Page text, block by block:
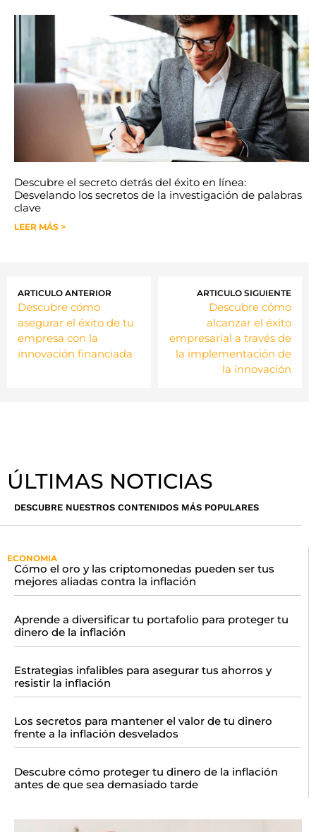
Descubre el secreto detrás del éxito en línea:
Desvelando los secretos de la investigación de palabras
clave
LEER MÁS >
ARTICULO ANTERIOR
Descubre cómo
asegurar el éxito de tu
empresa con la
innovación financiada
ARTICULO SIGUIENTE
Descubre cómo
alcanzar el éxito
empresarial a través de
la implementación de
la innovación
ÚLTIMAS NOTICIAS
DESCUBRE NUESTROS CONTENIDOS MÁS POPULARES
ECONOMIA
Cómo el oro y las criptomonedas pueden ser tus
mejores aliadas contra la inflación
Aprende a diversificar tu portafolio para proteger tu
dinero de la inflación
Estrategias infalibles para asegurar tus ahorros y
resistir la inflación
Los secretos para mantener el valor de tu dinero
frente a la inflación desvelados
Descubre cómo proteger tu dinero de la inflación
antes de que sea demasiado tarde